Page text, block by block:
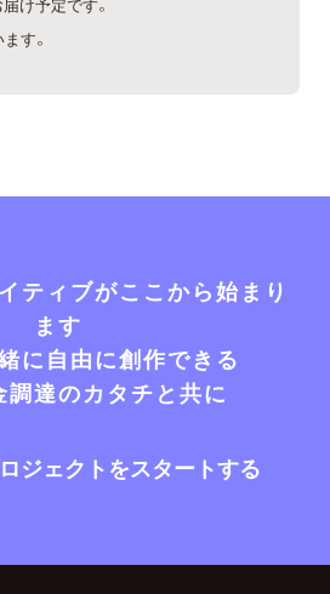
す。
ティブがここから始まり
ます
に自由に創作できる
調達のカタチと共に
ジェクトをスタートする